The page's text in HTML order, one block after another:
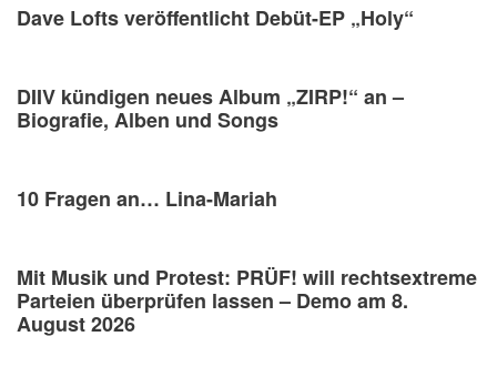
Dave Lofts veröffentlicht Debüt-EP „Holy“
DIIV kündigen neues Album „ZIRP!“ an –
Biografie, Alben und Songs
10 Fragen an… Lina-Mariah
Mit Musik und Protest: PRÜF! will rechtsextreme
Parteien überprüfen lassen – Demo am 8.
August 2026